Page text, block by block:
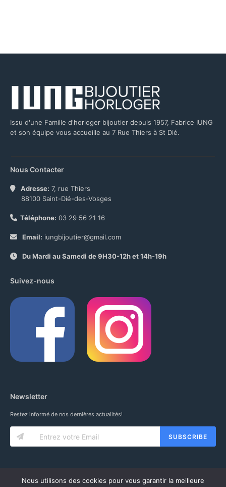
Issu d'une Famille d'horloger bijoutier depuis 1957, Fabrice IUNG
et son équipe vous accueille au 7 Rue Thiers à St Dié.
Nous Contacter
Adresse: 7, rue Thiers
88100 Saint-Dié-des-Vosges
Téléphone: 03 29 56 21 16
Email: iungbijoutier@gmail.com
Du Mardi au Samedi de 9H30-12h et 14h-19h
Suivez-nous
Newsletter
Restez informé de nos dernières actualités!
SUBSCRIBE
Nous utilisons des cookies pour vous garantir la meilleure